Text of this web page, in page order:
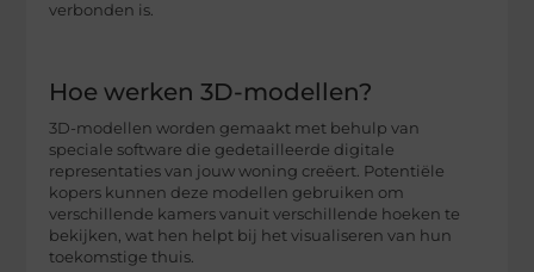
verbonden is.
Hoe werken 3D-modellen?
3D-modellen worden gemaakt met behulp van
speciale software die gedetailleerde digitale
representaties van jouw woning creëert. Potentiële
kopers kunnen deze modellen gebruiken om
verschillende kamers vanuit verschillende hoeken te
bekijken, wat hen helpt bij het visualiseren van hun
toekomstige thuis.